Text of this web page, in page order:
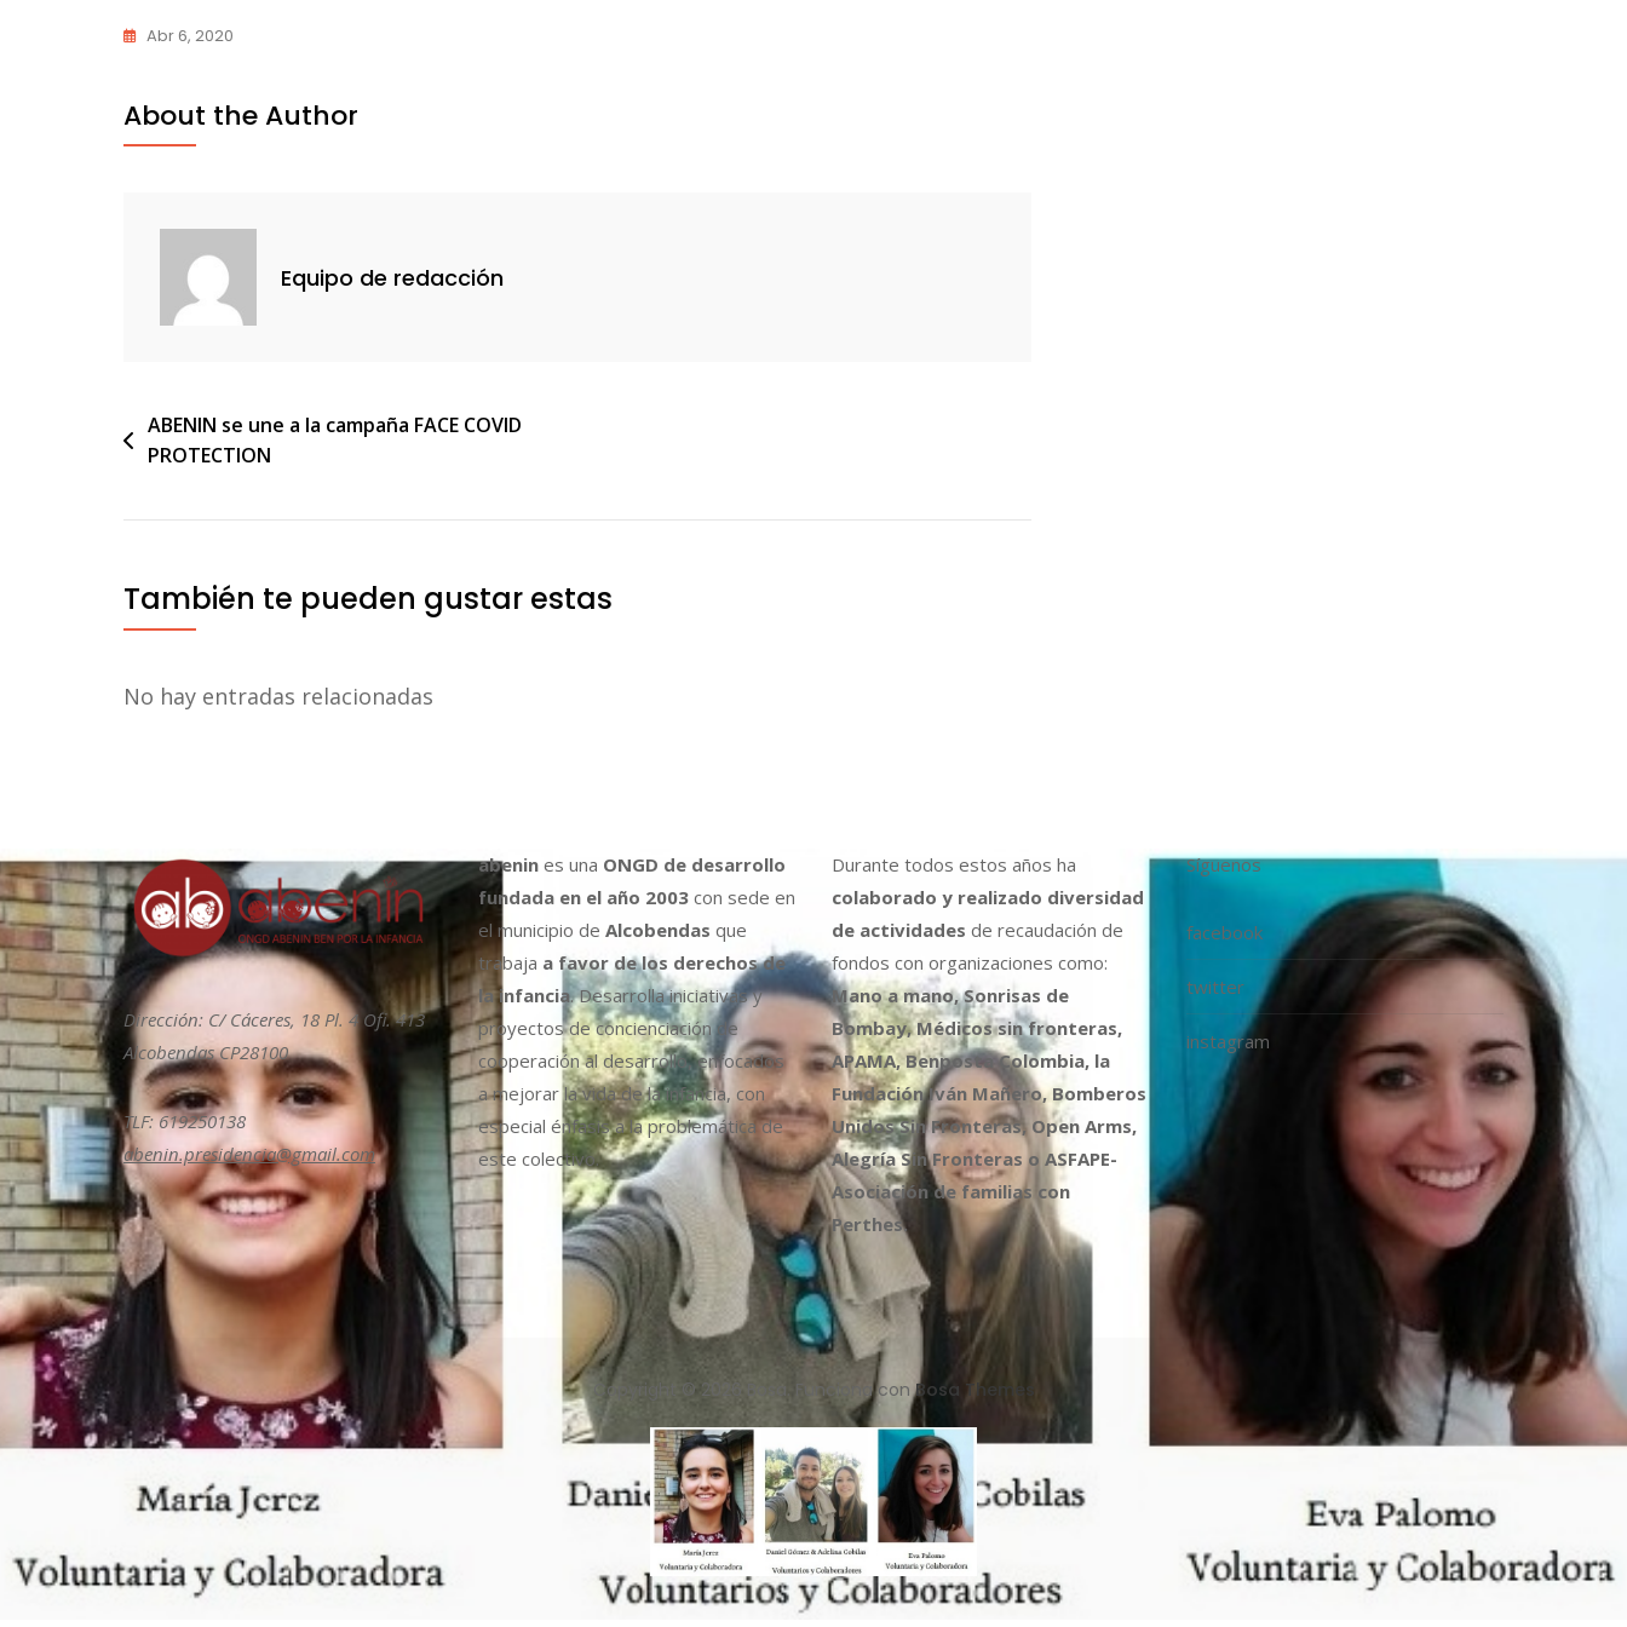
Abr 6, 2020
About the Author
Equipo de redacción
Navegación
de
entradas
ABENIN se une a la campaña FACE COVID
PROTECTION
También te pueden gustar estas
No hay entradas relacionadas
Dirección: C/ Cáceres, 18 Pl. 4 Ofi. 413
Alcobendas CP28100
TLF: 619250138
abenin.presidencia@gmail.com
abenines una ONGD de desarrollo
fundada en el año 2003con sede en
el municipio de Alcobendas que
trabaja a favor de los derechos de
la infancia. Desarrolla iniciativas y
proyectos de concienciación de
cooperación al desarrollo, enfocados
a mejorar la vida de la infancia, con
especial énfasis a la problemática de
este colectivo.
Durante todos estos años ha
colaborado y realizado diversidad
de actividades de recaudación de
fondos con organizaciones como:
Mano a mano, Sonrisas de
Bombay, Médicos sin fronteras,
APAMA, Benposta Colombia, la
Fundación Iván Mañero, Bomberos
Unidos Sin Fronteras, Open Arms,
Alegría Sin Fronteras o ASFAPE-
Asociación de familias con
Perthes.
Síguenos
facebook
twitter
instagram
Copyright © 2026 Bosa. Funciona conBosa Themes